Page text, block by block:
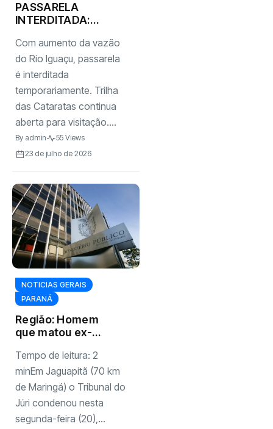
PASSARELA
INTERDITADA:
Iguaçu com vazão
de 10 milhões de
litros d’água por
segundo
Com aumento da vazão
do Rio Iguaçu, passarela
é interditada
temporariamente. Trilha
das Cataratas continua
aberta para visitação....
By admin
55 Views
23 de julho de 2026
NOTICIAS GERAIS
PARANÁ
Região: Homem
que matou ex-
dos próprios
filhos é
condenado a mais
de 50 anos de
prisão
Tempo de leitura: 2
minEm Jaguapitã (70 km
de Maringá) o Tribunal do
Júri condenou nesta
segunda-feira (20),...